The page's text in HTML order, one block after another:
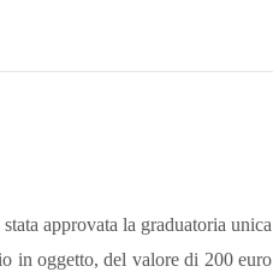
approvata la graduatoria unica
in oggetto, del valore di 200 euro